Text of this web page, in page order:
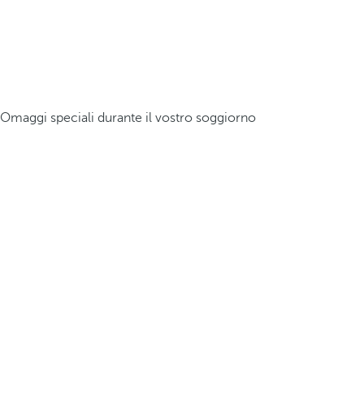
Omaggi speciali durante il vostro soggiorno